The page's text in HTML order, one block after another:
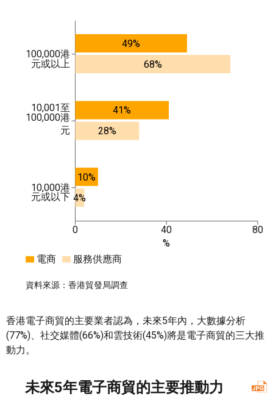
0 40
80
%
100,000港
元或以上
10,001至
100,000港
元
10,000港
元或以下
49%
41%
10%
68%
28%
4%
電商 服務供應商
資料來源：香港貿發局調查
香港電子商貿的主要業者認為，未來5年內，大數據分析
(77%)、社交媒體(66%)和雲技術(45%)將是電子商貿的三大推
動力。
未來5年電子商貿的主要推動力